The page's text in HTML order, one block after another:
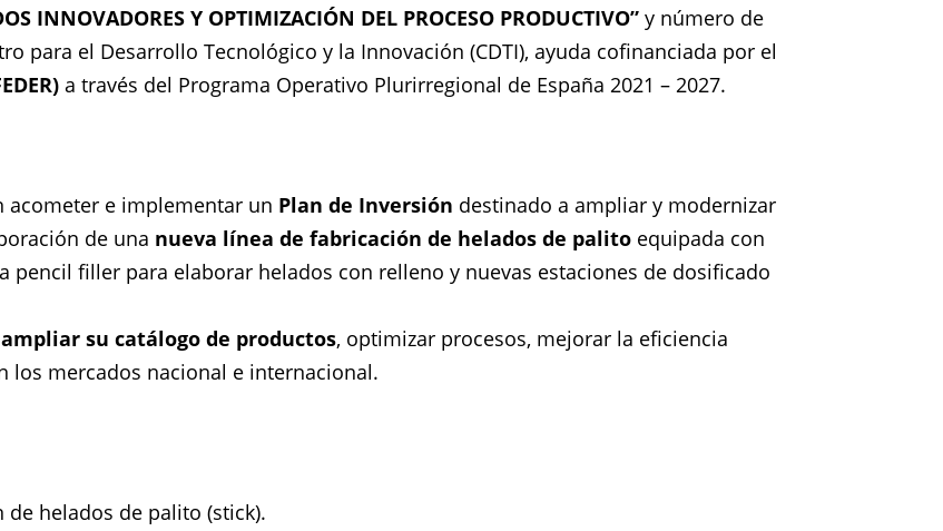
INNOVADORES Y OPTIMIZACIÓN DEL PROCESO PRODUCTIVO” y número de
para el Desarrollo Tecnológico y la Innovación (CDTI), ayuda cofinanciada por el
a través del Programa Operativo Plurirregional de España 2021 – 2027.
acometer e implementar un Plan de Inversión destinado a ampliar y modernizar
de una nueva línea de fabricación de helados de palito equipada con
pencil filler para elaborar helados con relleno y nuevas estaciones de dosificado
ampliar su catálogo de productos, optimizar procesos, mejorar la eficiencia
los mercados nacional e internacional.
helados de palito (stick).